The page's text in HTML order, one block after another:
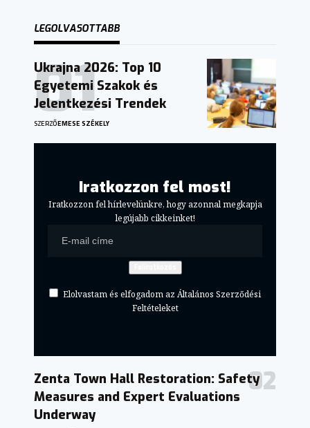
LEGOLVASOTTABB
Ukrajna 2026: Top 10
Egyetemi Szakok és
Jelentkezési Trendek
SZERZŐEMESE SZÉKELY
Iratkozzon fel most!
Iratkozzon fel hírlevelünkre, hogy azonnal megkapja
legújabb cikkeinket!
Elolvastam és elfogadom az Általános Szerződési
Feltételeket
Zenta Town Hall Restoration: Safety
Measures and Expert Evaluations
Underway